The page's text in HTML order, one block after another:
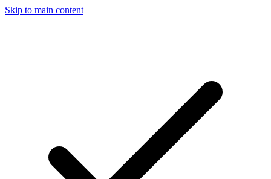
Skip to main content